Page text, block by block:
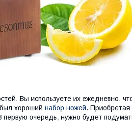
Вы используете их ежедневно,
хороший набор ножей.
очередь, нужно будет